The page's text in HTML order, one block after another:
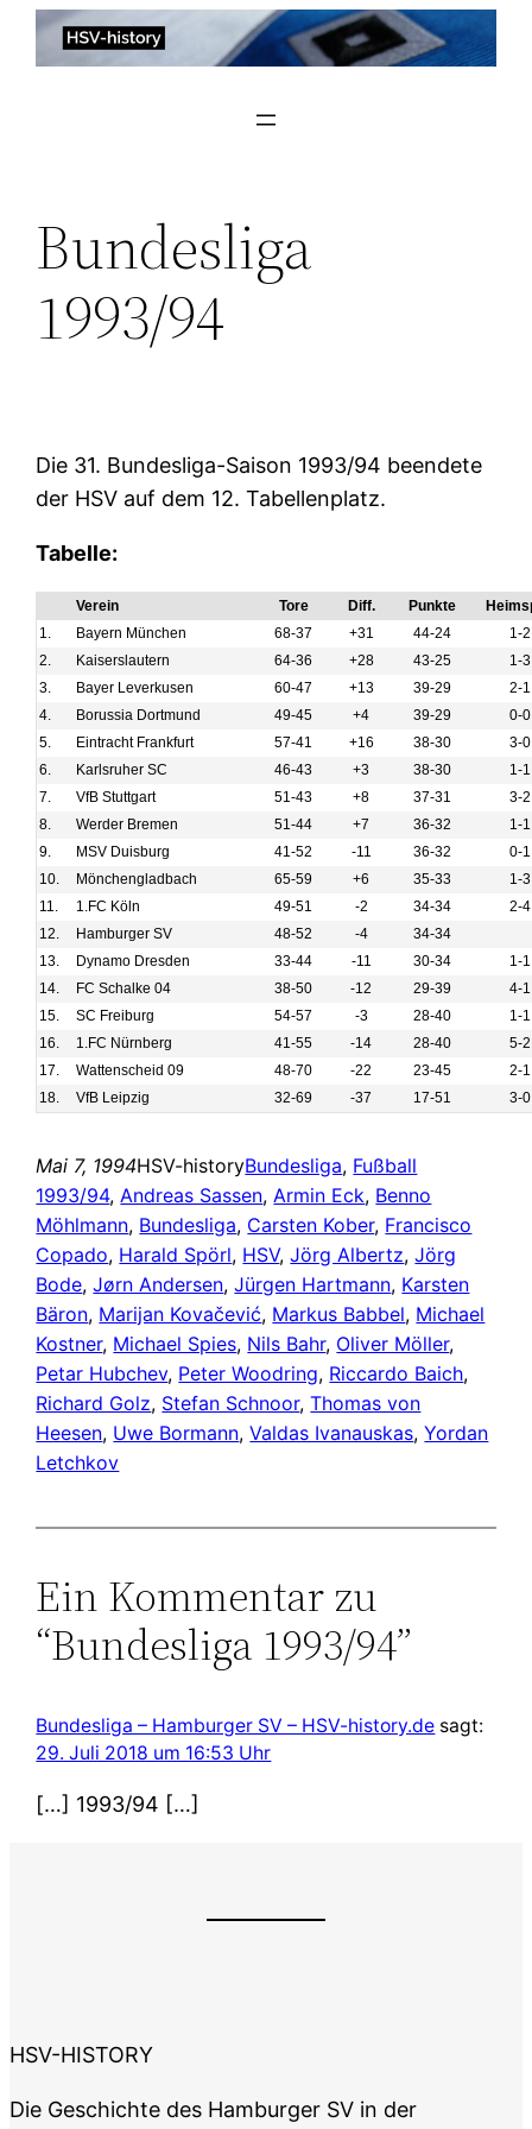
Zum
Inhalt
Bundesliga
1993/94
Die 31. Bundesliga-Saison 1993/94 beendete
der HSV auf dem 12. Tabellenplatz.
Tabelle:
Verein Tore Diff. Punkte
1.
Bayern München 68-37 +31 44-24
1-2
2.
Kaiserslautern 64-36 +28 43-25
1-3
3.
Bayer Leverkusen 60-47 +13 39-29
2-1
4.
Borussia Dortmund 49-45 +4 39-29
0-0
5.
Eintracht Frankfurt 57-41 +16 38-30
3-0
6.
Karlsruher SC 46-43 +3 38-30
1-1
7.
VfB Stuttgart 51-43 +8 37-31
3-2
8.
Werder Bremen 51-44 +7 36-32
1-1
9.
MSV Duisburg 41-52 -11 36-32
0-1
10.
Mönchengladbach 65-59 +6 35-33
1-3
11.
1.FC Köln 49-51 -2 34-34
2-4
12.
Hamburger SV 48-52 -4 34-34
13.
Dynamo Dresden 33-44 -11 30-34
1-1
14.
FC Schalke 04 38-50 -12 29-39
4-1
15.
SC Freiburg 54-57 -3 28-40
1-1
16.
1.FC Nürnberg 41-55 -14 28-40
5-2
17.
Wattenscheid 09 48-70 -22 23-45
2-1
18.
VfB Leipzig 32-69 -37 17-51 3-0
Mai 7, 1994HSV-historyBundesliga, Fußball
1993/94, Andreas Sassen, Armin Eck, Benno
Möhlmann, Bundesliga, Carsten Kober, Francisco
Copado, Harald Spörl, HSV, Jörg Albertz, Jörg
Bode, Jørn Andersen, Jürgen Hartmann, Karsten
Bäron, Marijan Kovačević, Markus Babbel, Michael
Kostner, Michael Spies, Nils Bahr, Oliver Möller
Petar Hubchev, Peter Woodring, Riccardo Baich
Richard Golz, Stefan Schnoor, Thomas von
Heesen, Uwe Bormann, Valdas Ivanauskas, Yordan
Letchkov
Ein Kommentar zu
“Bundesliga 1993/94”
Bundesliga – Hamburger SV – HSV-history.de sagt:
29. Juli 2018 um 16:53 Uhr
[…] 1993/94 […]
HSV-HISTORY
Die Geschichte des Hamburger SV in der